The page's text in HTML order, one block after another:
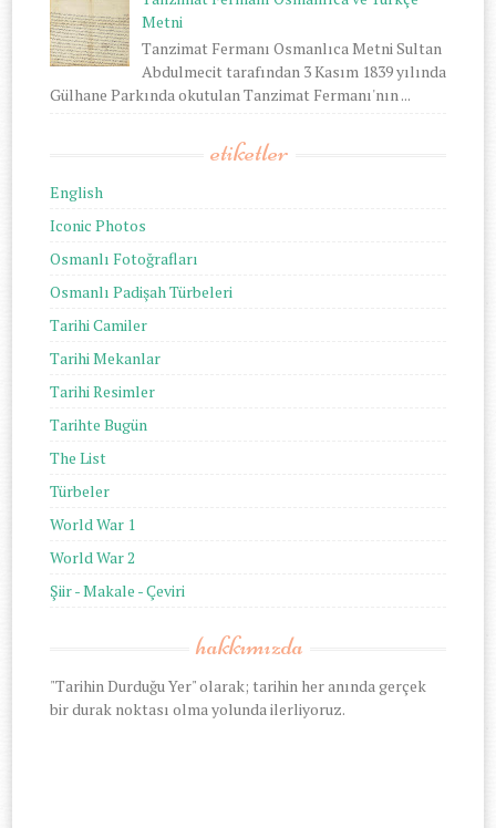
Metni
Tanzimat Fermanı Osmanlıca Metni Sultan
Abdulmecit tarafından 3 Kasım 1839 yılında
Gülhane Parkında okutulan Tanzimat Fermanı'nın ...
etiketler
English
Iconic Photos
Osmanlı Fotoğrafları
Osmanlı Padişah Türbeleri
Tarihi Camiler
Tarihi Mekanlar
Tarihi Resimler
Tarihte Bugün
The List
Türbeler
World War 1
World War 2
Şiir - Makale - Çeviri
hakkımızda
"Tarihin Durduğu Yer" olarak; tarihin her anında gerçek
bir durak noktası olma yolunda ilerliyoruz.